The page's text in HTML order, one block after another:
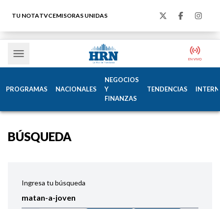
TU NOTATVCEMISORAS UNIDAS
PROGRAMAS NACIONALES
NEGOCIOS
Y
FINANZAS
TENDENCIAS
BÚSQUEDA
Ingresa tu búsqueda